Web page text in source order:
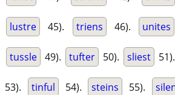
lustre 45). triens 46). unites
tussle 49). tufter 50). sliest 51).
53). tinful 54). steins 55).